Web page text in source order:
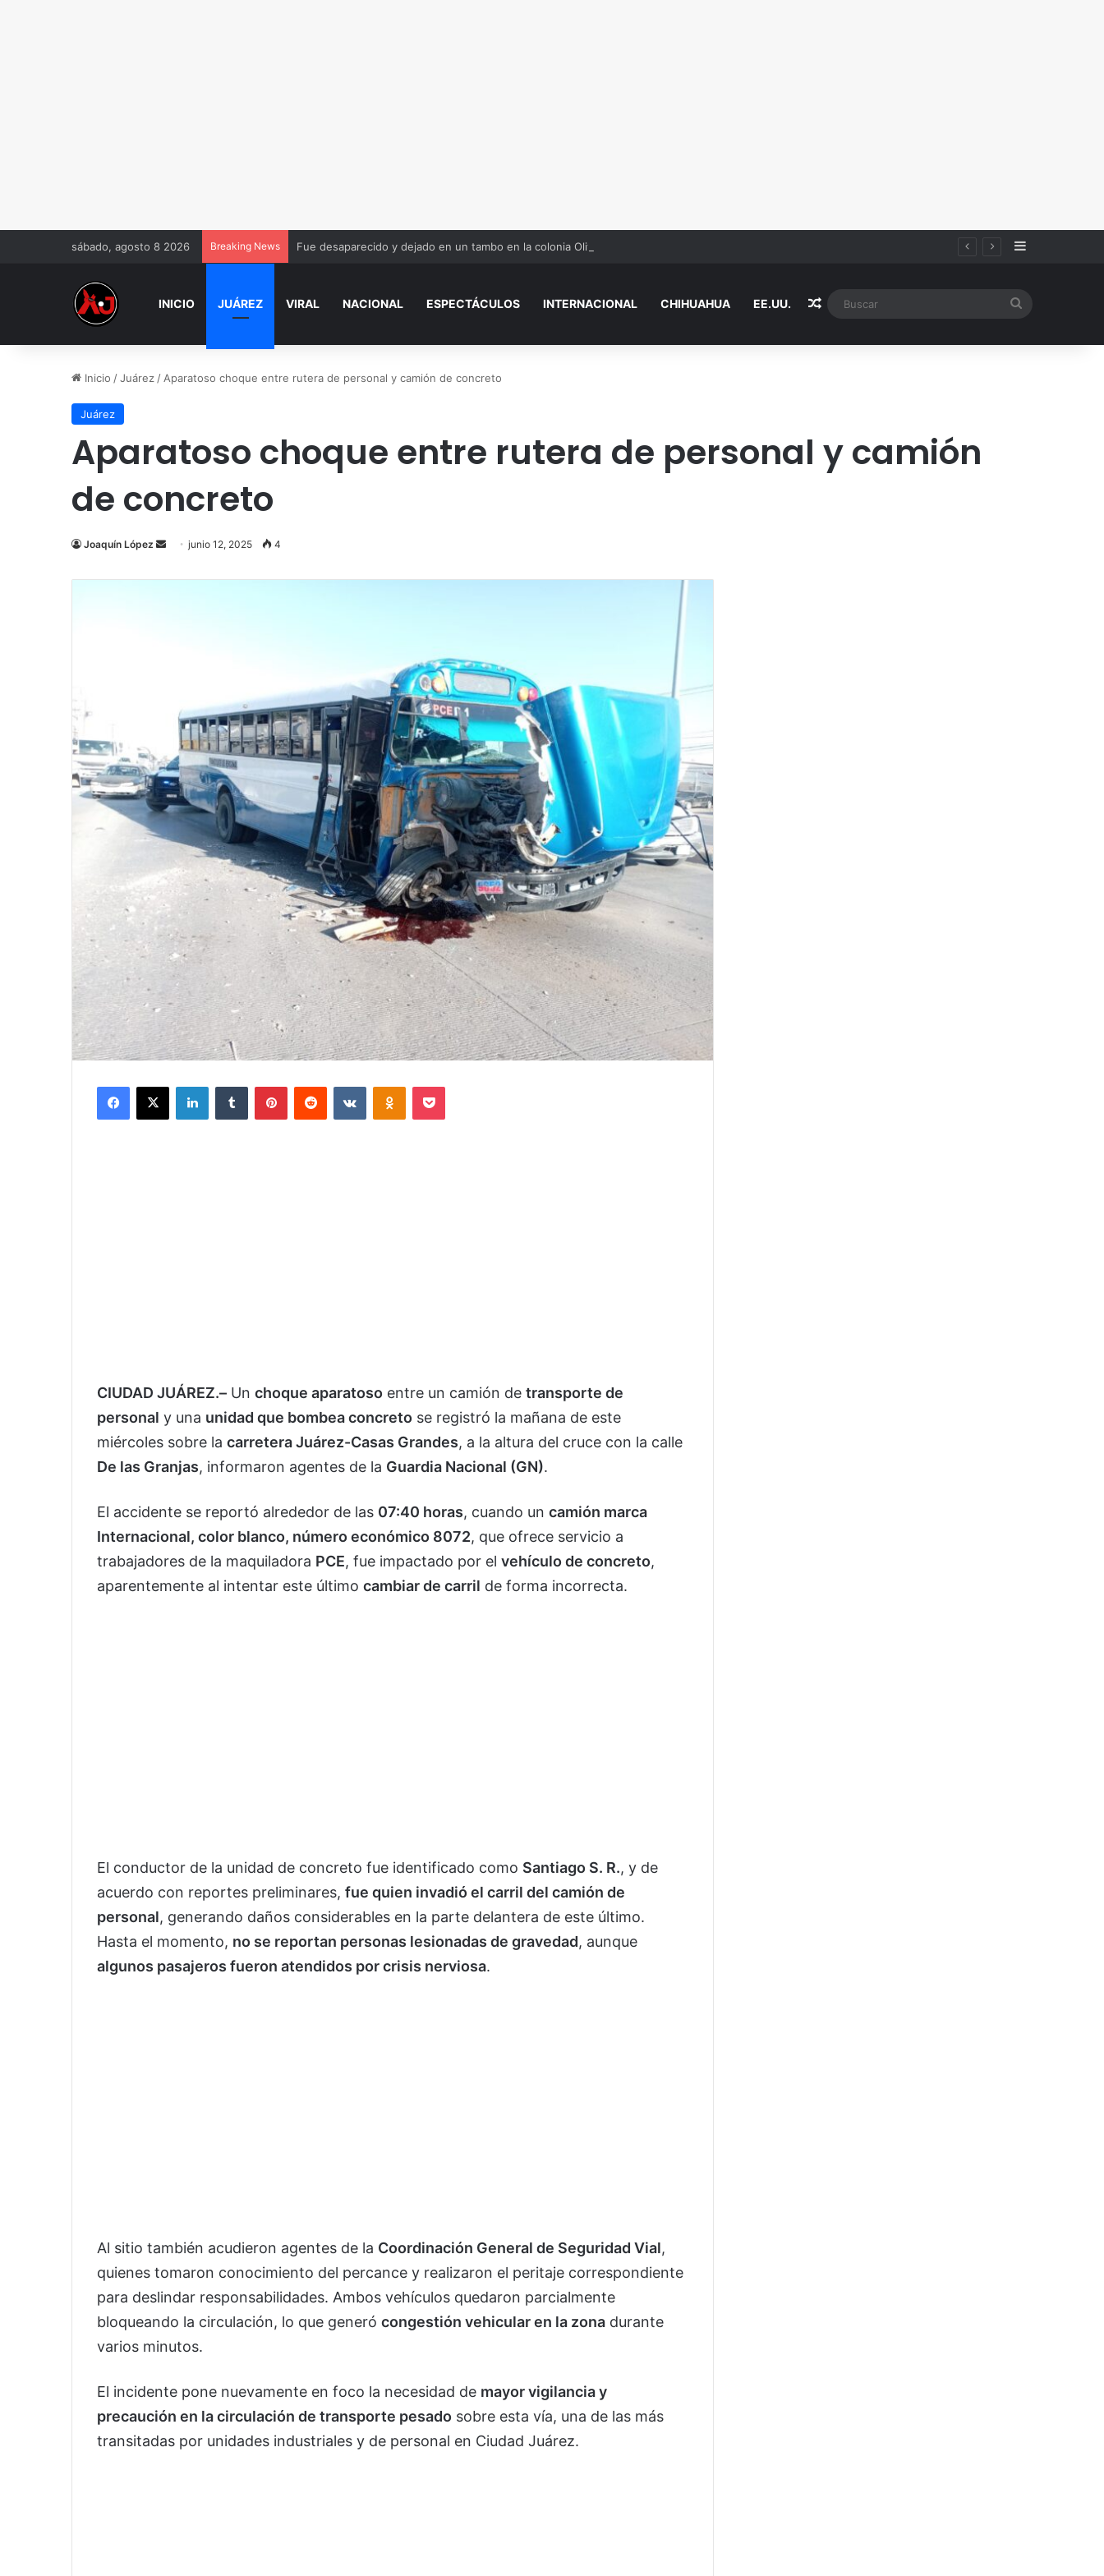
sábado, agosto 8 2026 Breaking News Fue desaparecido y dejado en un tambo en la colonia Olivia Espinoza Sidebar
INICIO JUÁREZ VIRAL NACIONAL ESPECTÁCULOS INTERNACIONAL CHIHUAHUA EE.UU. Random Article
Inicio /Juárez / Aparatoso choque entre rutera de personal y camión de concreto
Juárez
Aparatoso choque entre rutera de personal y camión
de concreto
Joaquín López
Send
email
junio 12, 2025 4
Facebook
X LinkedInTumblr PinterestReddit VKontakteOdnoklassniki
Pocket
CIUDAD JUÁREZ.– Un choque aparatoso entre un camión de transporte de
personal y una unidad que bombea concreto se registró la mañana de este
miércoles sobre la carretera Juárez-Casas Grandes, a la altura del cruce con la calle
De las Granjas, informaron agentes de la Guardia Nacional (GN).
El accidente se reportó alrededor de las 07:40 horas, cuando un camión marca
Internacional, color blanco, número económico 8072, que ofrece servicio a
trabajadores de la maquiladora PCE, fue impactado por el vehículo de concreto,
aparentemente al intentar este último cambiar de carril de forma incorrecta.
El conductor de la unidad de concreto fue identificado como Santiago S. R., y de
acuerdo con reportes preliminares, fue quien invadió el carril del camión de
personal, generando daños considerables en la parte delantera de este último.
Hasta el momento, no se reportan personas lesionadas de gravedad, aunque
algunos pasajeros fueron atendidos por crisis nerviosa.
Al sitio también acudieron agentes de la Coordinación General de Seguridad Vial,
quienes tomaron conocimiento del percance y realizaron el peritaje correspondiente
para deslindar responsabilidades. Ambos vehículos quedaron parcialmente
bloqueando la circulación, lo que generó congestión vehicular en la zona durante
varios minutos.
El incidente pone nuevamente en foco la necesidad de mayor vigilancia y
precaución en la circulación de transporte pesado sobre esta vía, una de las más
transitadas por unidades industriales y de personal en Ciudad Juárez.